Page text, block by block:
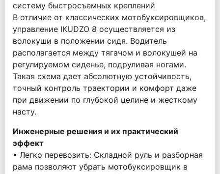
систему быстросъемных креплений
В отличие от классических мотобуксировщиков,
управление IKUDZO 8 осуществляется из
волокуши в положении сидя. Водитель
располагается между тягачом и волокушей на
регулируемом сиденье, подруливая ногами.
Такая схема дает абсолютную устойчивость,
точный контроль траектории и комфорт даже
при движении по глубокой целине и жесткому
насту.
Инженерные решения и их практический
эффект
• Легко перевозить: Складной руль и разборная
рама позволяют убрать мотобуксировщик в